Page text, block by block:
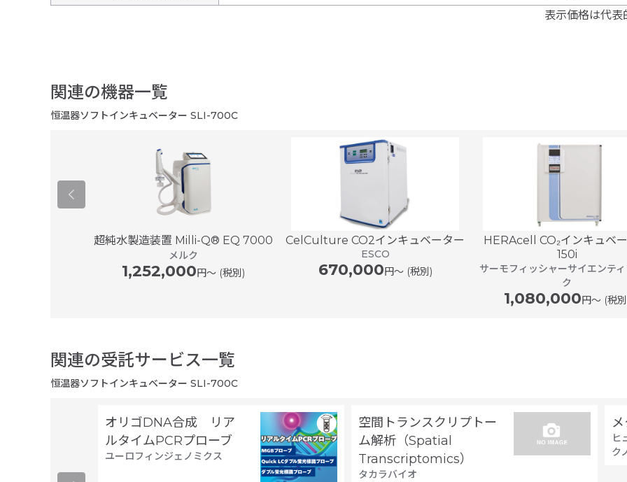
表示価格は代表
関連の機器一覧
恒温器ソフトインキュベーター SLI-700C
超純水製造装置 Milli-Q® EQ 7000
メルク
1,252,000円〜 (税別)
CelCulture CO2インキュベーター
ESCO
670,000円〜 (税別)
HERAcell CO₂インキュベ
150i
サーモフィッシャーサイエンテ
ク
1,080,000円〜 (税
関連の受託サービス一覧
恒温器ソフトインキュベーター SLI-700C
オリゴDNA合成 リア
ルタイムPCRプローブ
ユーロフィンジェノミクス
空間トランスクリプトー
ム解析（Spatial
Transcriptomics）
タカラバイオ
ヒ
ク